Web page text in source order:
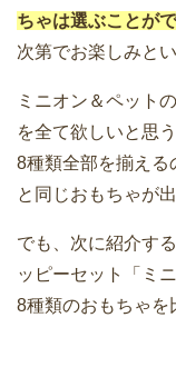
ちゃは選ぶことが
次第でお楽しみと
ミニオン＆ペット
を全て欲しいと思
8種類全部を揃える
と同じおもちゃが
でも、次に紹介す
ッピーセット「ミ
8種類のおもちゃを